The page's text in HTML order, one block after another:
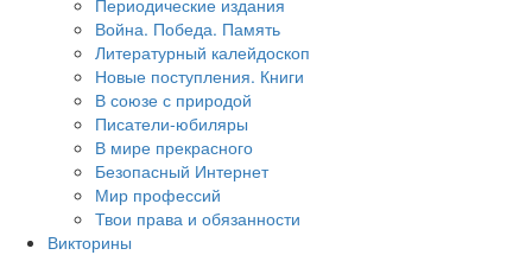
Периодические издания
Война. Победа. Память
Литературный калейдоскоп
Новые поступления. Книги
В союзе с природой
Писатели-юбиляры
В мире прекрасного
Безопасный Интернет
Мир профессий
Твои права и обязанности
Викторины